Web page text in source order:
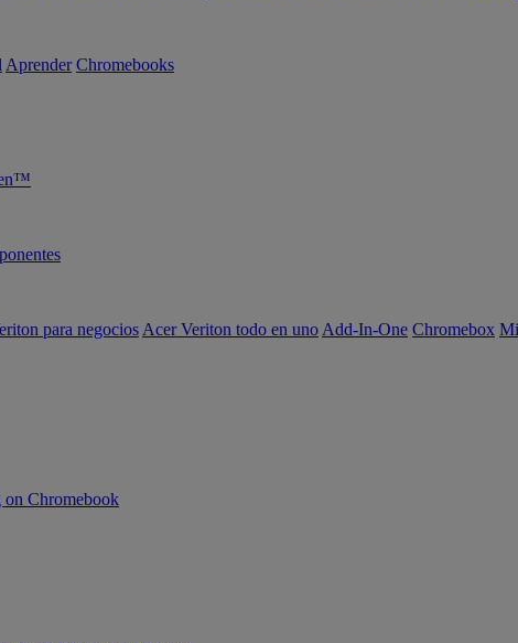
Aprender Chromebooks
para negocios Acer Veriton todo en uno Add-In-One Chromebox
Chromebook